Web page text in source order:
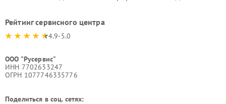
Рейтинг сервисного центра
4.9-5.0
ООО "Русервис"
ИНН 7702633247
ОГРН 1077746335776
Поделиться в соц. сетях: